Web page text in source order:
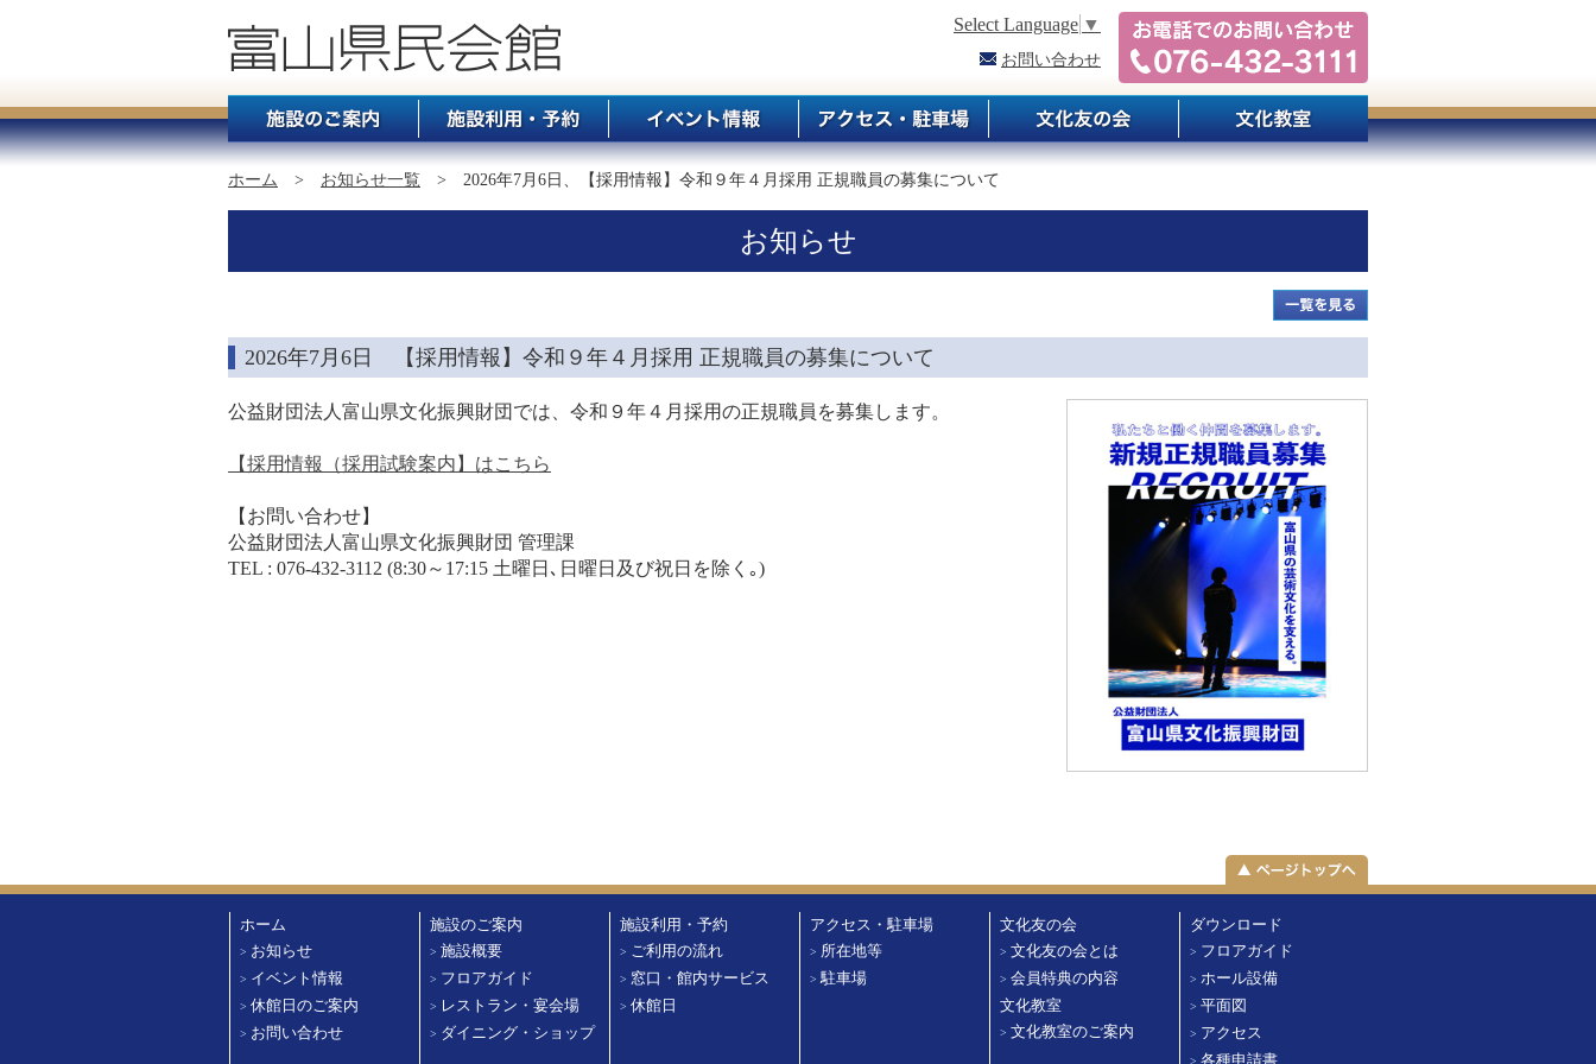
Select Language ▼
お問い合わせ
ホーム > お知らせ一覧 > 2026年7月6日、【採用情報】令和９年４月採用 正規職員の募集について
お知らせ
2026年7月6日 【採用情報】令和９年４月採用 正規職員の募集について
公益財団法人富山県文化振興財団では、令和９年４月採用の正規職員を募集します。
【採用情報（採用試験案内】はこちら
【お問い合わせ】
公益財団法人富山県文化振興財団 管理課
TEL : 076-432-3112 (8:30～17:15 土曜日､日曜日及び祝日を除く｡)
ホーム
> お知らせ
> イベント情報
> 休館日のご案内
> お問い合わせ
施設のご案内
> 施設概要
> フロアガイド
> レストラン・宴会場
> ダイニング・ショップ
施設利用・予約
> ご利用の流れ
> 窓口・館内サービス
> 休館日
アクセス・駐車場
> 所在地等
> 駐車場
文化友の会
> 文化友の会とは
> 会員特典の内容
文化教室
> 文化教室のご案内
ダウンロード
> フロアガイド
> ホール設備
> 平面図
> アクセス
> 各種申請書